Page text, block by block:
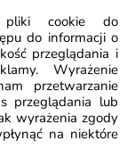
pliki cookie do
do informacji o
przeglądania i
Wyrażenie
przetwarzanie
przeglądania lub
wyrażenia zgody
na niektóre
trwałość i
po gabinety